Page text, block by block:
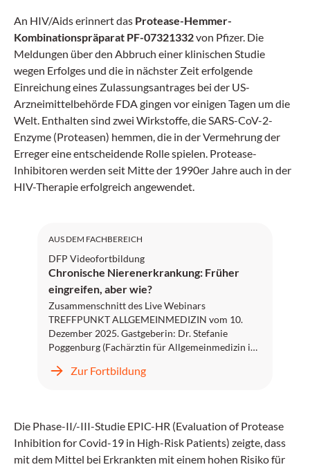
An HIV/Aids erinnert das Protease-Hemmer-
Kombinationspräparat PF-07321332von Pfizer. Die
Meldungen über den Abbruch einer klinischen Studie
wegen Erfolges und die in nächster Zeit erfolgende
Einreichung eines Zulassungsantrages bei der US-
Arzneimittelbehörde FDA gingen vor einigen Tagen um die
Welt. Enthalten sind zwei Wirkstoffe, die SARS-CoV-2-
Enzyme (Proteasen) hemmen, die in der Vermehrung der
Erreger eine entscheidende Rolle spielen. Protease-
Inhibitoren werden seit Mitte der 1990er Jahre auch in der
HIV-Therapie erfolgreich angewendet.
AUS DEM FACHBEREICH
DFP Videofortbildung
Chronische Nierenerkrankung: Früher
eingreifen, aber wie?
Zusammenschnitt des Live Webinars
TREFFPUNKT ALLGEMEINMEDIZIN vom 10.
Dezember 2025. Gastgeberin: Dr. Stefanie
Poggenburg (Fachärztin für Allgemeinmedizin in
Wissenstransfer), Gesprächspartner:innen: Dr.
für Innere Medizin mit Fokus Stoffwechsel- und
Nierenerkrankungen)
Zur Fortbildung
Die Phase-II/-III-Studie EPIC-HR (Evaluation of Protease
Inhibition for Covid-19 in High-Risk Patients) zeigte, dass
mit dem Mittel bei Erkrankten mit einem hohen Risiko für